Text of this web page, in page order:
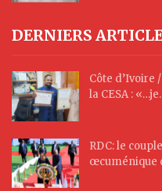
DERNIERS
Côte d’Ivoire
la CESA :
RDC: le
œcuménique